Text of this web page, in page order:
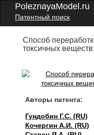
PoleznayaModel.ru
Патентный поиск
Способ
токсичных
Авторы патента:
Гундобин Г.С. (RU)
Кочергин А.И. (RU)